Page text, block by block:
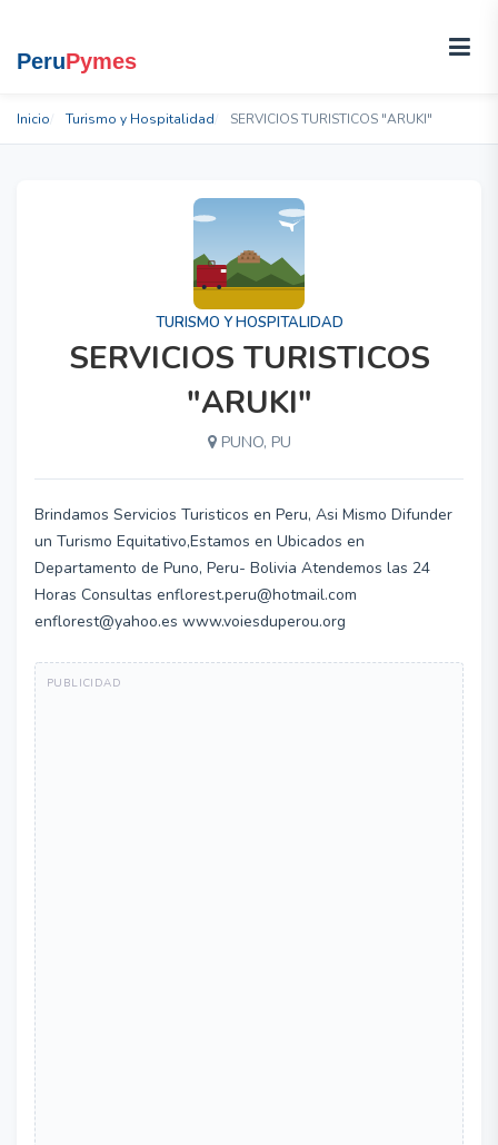
Inicio Turismo y Hospitalidad SERVICIOS TURISTICOS "ARUKI"
TURISMO Y HOSPITALIDAD
SERVICIOS TURISTICOS
"ARUKI"
PUNO, PU
Brindamos Servicios Turisticos en Peru, Asi Mismo Difunder
un Turismo Equitativo,Estamos en Ubicados en
Departamento de Puno, Peru- Bolivia Atendemos las 24
Horas Consultas enflorest.peru@hotmail.com
enflorest@yahoo.es www.voiesduperou.org